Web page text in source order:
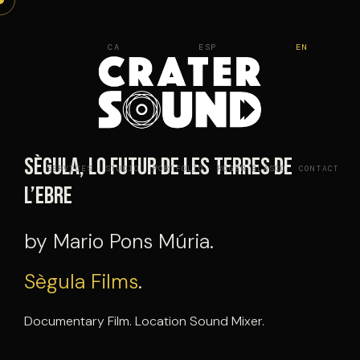
Skip
SERVICES STUDIO PORTFOLIO ROGER BLASCO CONTACT
CA ESP EN
Sègula, lo futur de les terres de
l’Ebre
by Mario Pons Múria.
Sègula Films.
Documentary Film. Location Sound Mixer.